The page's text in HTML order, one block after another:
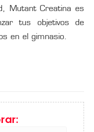
Mutant Creatina es
tus objetivos de
en el gimnasio.